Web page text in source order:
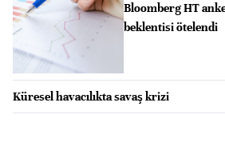
Bloomberg HT
beklentisi ötelendi
Küresel havacılıkta savaş krizi